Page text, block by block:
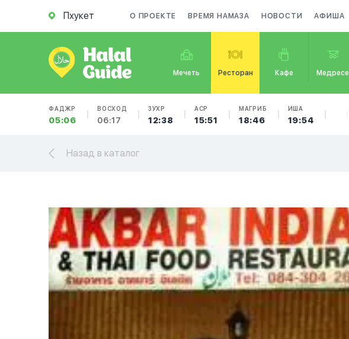
Пхукет О ПРОЕКТЕ ВРЕМЯ НАМАЗА НОВОСТИ АФИША
Мечеть Ресторан Кафе Медресе
ФАДЖР
05:06
ВОСХОД
06:17
ЗУХР
12:38
АСР
15:51
МАГРИБ
18:46
ИША
19:54
Назад в каталог